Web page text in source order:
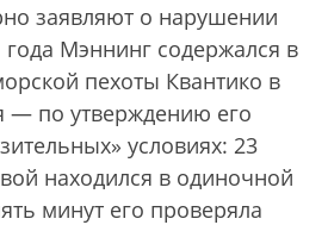
заявляют о нарушении
Мэннинг содержался в
пехоты Квантико в
— по утверждению его
условиях: 23
находился в одиночной
минут его проверяла